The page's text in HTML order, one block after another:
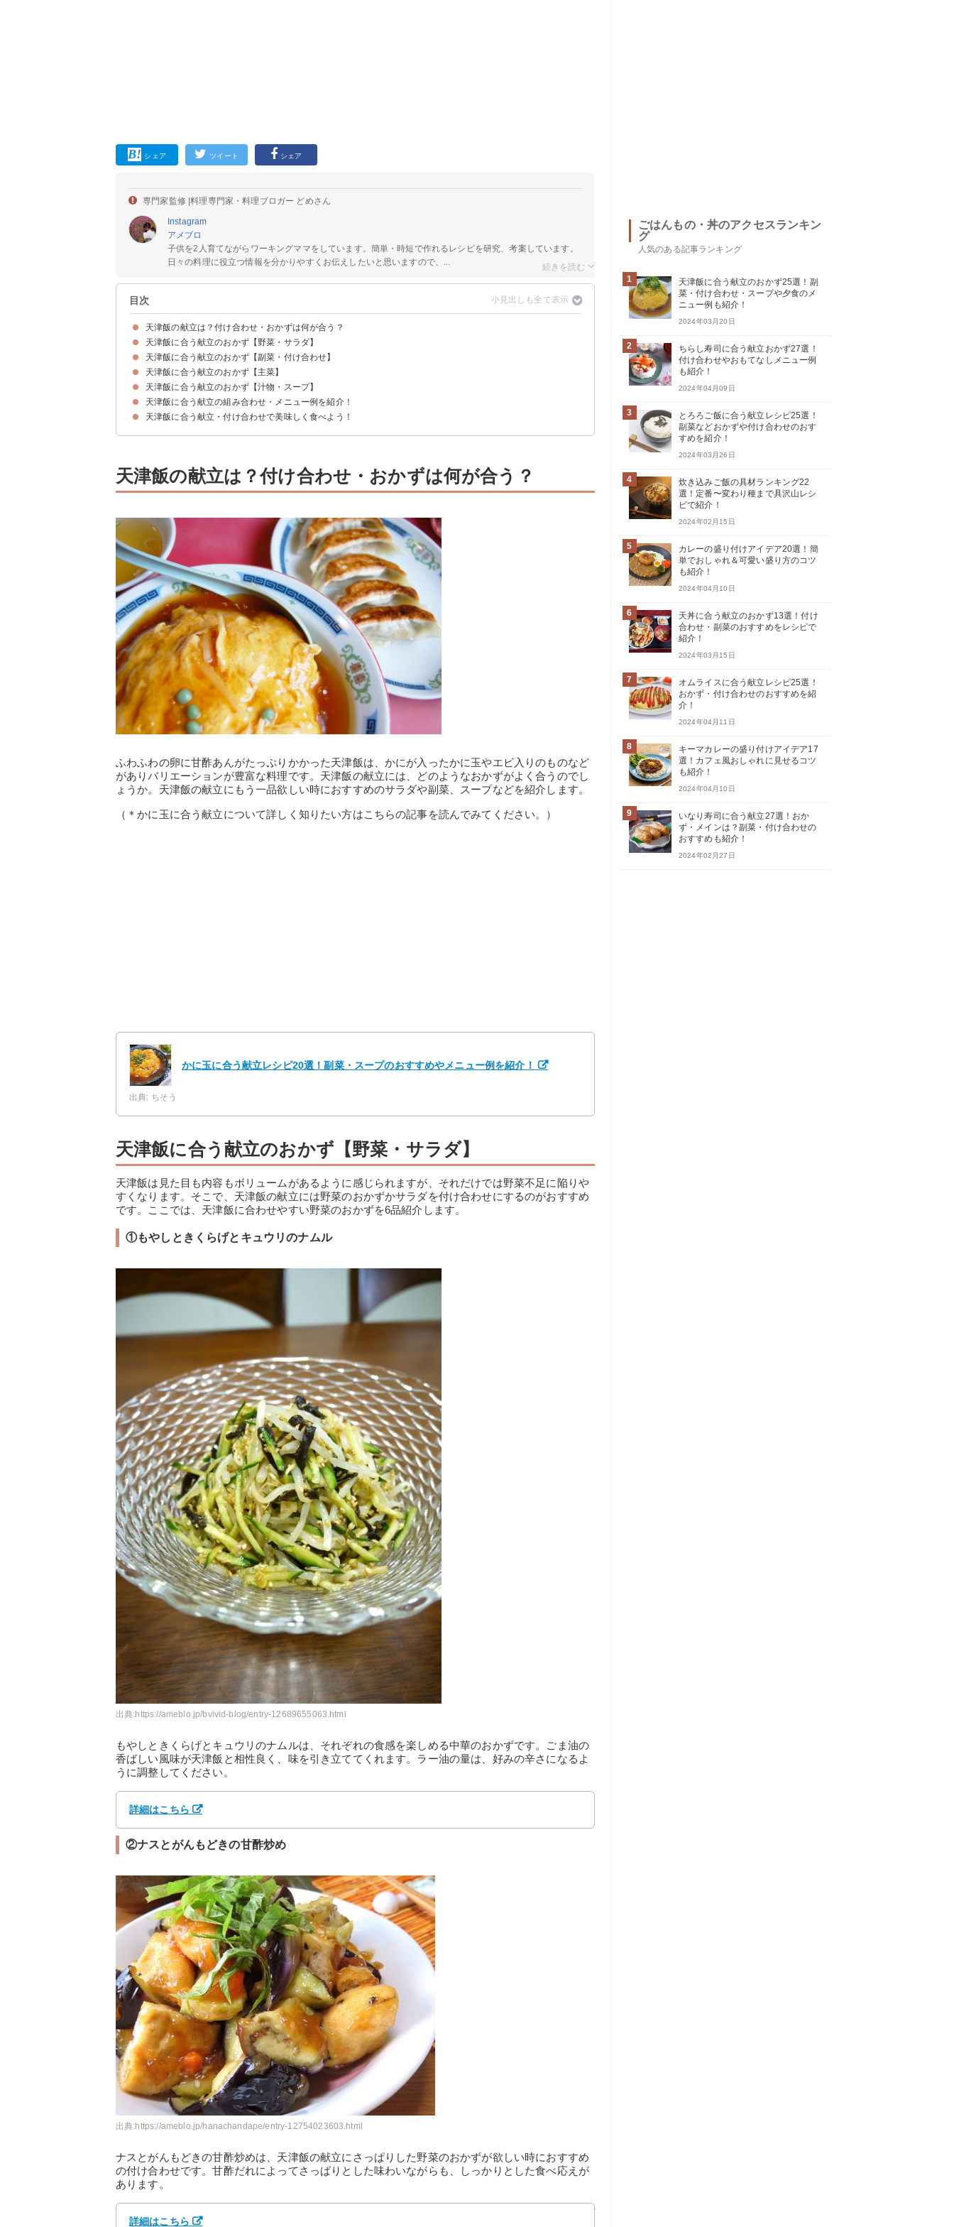
シェア ツイート シェア
専門家監修 |料理専門家・料理ブロガー どめさん
Instagram
アメブロ
子供を2人育てながらワーキングママをしています。簡単・時短で作れるレシピを研究、考案しています。
日々の料理に役立つ情報を分かりやすくお伝えしたいと思いますので、...
目次
天津飯の献立は？付け合わせ・おかずは何が合う？
天津飯に合う献立のおかず【野菜・サラダ】
①もやしときくらげとキュウリのナムル
②ナスとがんもどきの甘酢炒め
③切り干し大根とツナの中華サラダ
④春雨と小松菜の中華炒め
⑤ズッキーニとトマトの中華サラダ
⑥ほうれん草と舞茸の中華炒め
天津飯に合う献立のおかず【副菜・付け合わせ】
①ホタテとエビのバター醤油炒め
②シュウマイ
③タコとトマトのカルパッチョ
④牛肉と空芯菜のポン酢炒め
⑤棒餃子
⑥もやしと牛肉の中華炒め
天津飯に合う献立のおかず【主菜】
①油淋鶏
②エビと野菜のチリソース
③中華風スペアリブ
④肉団子の甘酢あんかけ
⑤鮭と白菜の中華炒め煮
⑥中華風豆腐ハンバーグ
⑦酢豚
天津飯に合う献立のおかず【汁物・スープ】
①わかめと春雨の中華スープ
②大根のポタージュ
③肉団子入り春雨スープ
④サンラータン
⑤中華風コーンスープ
⑥なめこおろしと豆腐の味噌汁
天津飯に合う献立の組み合わせ・メニュー例を紹介！
献立メニュー例①
献立メニュー例②
献立メニュー例③
天津飯に合う献立・付け合わせで美味しく食べよう！
天津飯の献立は？付け合わせ・おかずは何が合う？
ふわふわの卵に甘酢あんがたっぷりかかった天津飯は、かにが入ったかに玉やエビ入りのものなど
がありバリエーションが豊富な料理です。天津飯の献立には、どのようなおかずがよく合うのでし
ょうか。天津飯の献立にもう一品欲しい時におすすめのサラダや副菜、スープなどを紹介します。
（＊かに玉に合う献立について詳しく知りたい方はこちらの記事を読んでみてください。）
かに玉に合う献立レシピ20選！副菜・スープのおすすめやメニュー例を紹介！
出典: ちそう
天津飯に合う献立のおかず【野菜・サラダ】
天津飯は見た目も内容もボリュームがあるように感じられますが、それだけでは野菜不足に陥りや
すくなります。そこで、天津飯の献立には野菜のおかずかサラダを付け合わせにするのがおすすめ
です。ここでは、天津飯に合わせやすい野菜のおかずを6品紹介します。
①もやしときくらげとキュウリのナムル
出典:https://ameblo.jp/bvivid-blog/entry-12689655063.html
もやしときくらげとキュウリのナムルは、それぞれの食感を楽しめる中華のおかずです。ごま油の
香ばしい風味が天津飯と相性良く、味を引き立ててくれます。ラー油の量は、好みの辛さになるよ
うに調整してください。
詳細はこちら
②ナスとがんもどきの甘酢炒め
出典:https://ameblo.jp/hanachandape/entry-12754023603.html
ナスとがんもどきの甘酢炒めは、天津飯の献立にさっぱりした野菜のおかずが欲しい時におすすめ
の付け合わせです。甘酢だれによってさっぱりとした味わいながらも、しっかりとした食べ応えが
あります。
詳細はこちら
ごはんもの・丼のアクセスランキン
グ
人気のある記事ランキング
1
天津飯に合う献立のおかず25選！副
菜・付け合わせ・スープや夕食のメ
ニュー例も紹介！
2024年03月20日
2
ちらし寿司に合う献立おかず27選！
付け合わせやおもてなしメニュー例
も紹介！
2024年04月09日
3
とろろご飯に合う献立レシピ25選！
副菜などおかずや付け合わせのおす
すめを紹介！
2024年03月26日
4
炊き込みご飯の具材ランキング22
選！定番〜変わり種まで具沢山レシ
ピで紹介！
2024年02月15日
5
カレーの盛り付けアイデア20選！簡
単でおしゃれ＆可愛い盛り方のコツ
も紹介！
2024年04月10日
6
天丼に合う献立のおかず13選！付け
合わせ・副菜のおすすめをレシピで
紹介！
2024年03月15日
7
オムライスに合う献立レシピ25選！
おかず・付け合わせのおすすめを紹
介！
2024年04月11日
8
キーマカレーの盛り付けアイデア17
選！カフェ風おしゃれに見せるコツ
も紹介！
2024年04月10日
9
いなり寿司に合う献立27選！おか
ず・メインは？副菜・付け合わせの
おすすめも紹介！
2024年02月27日